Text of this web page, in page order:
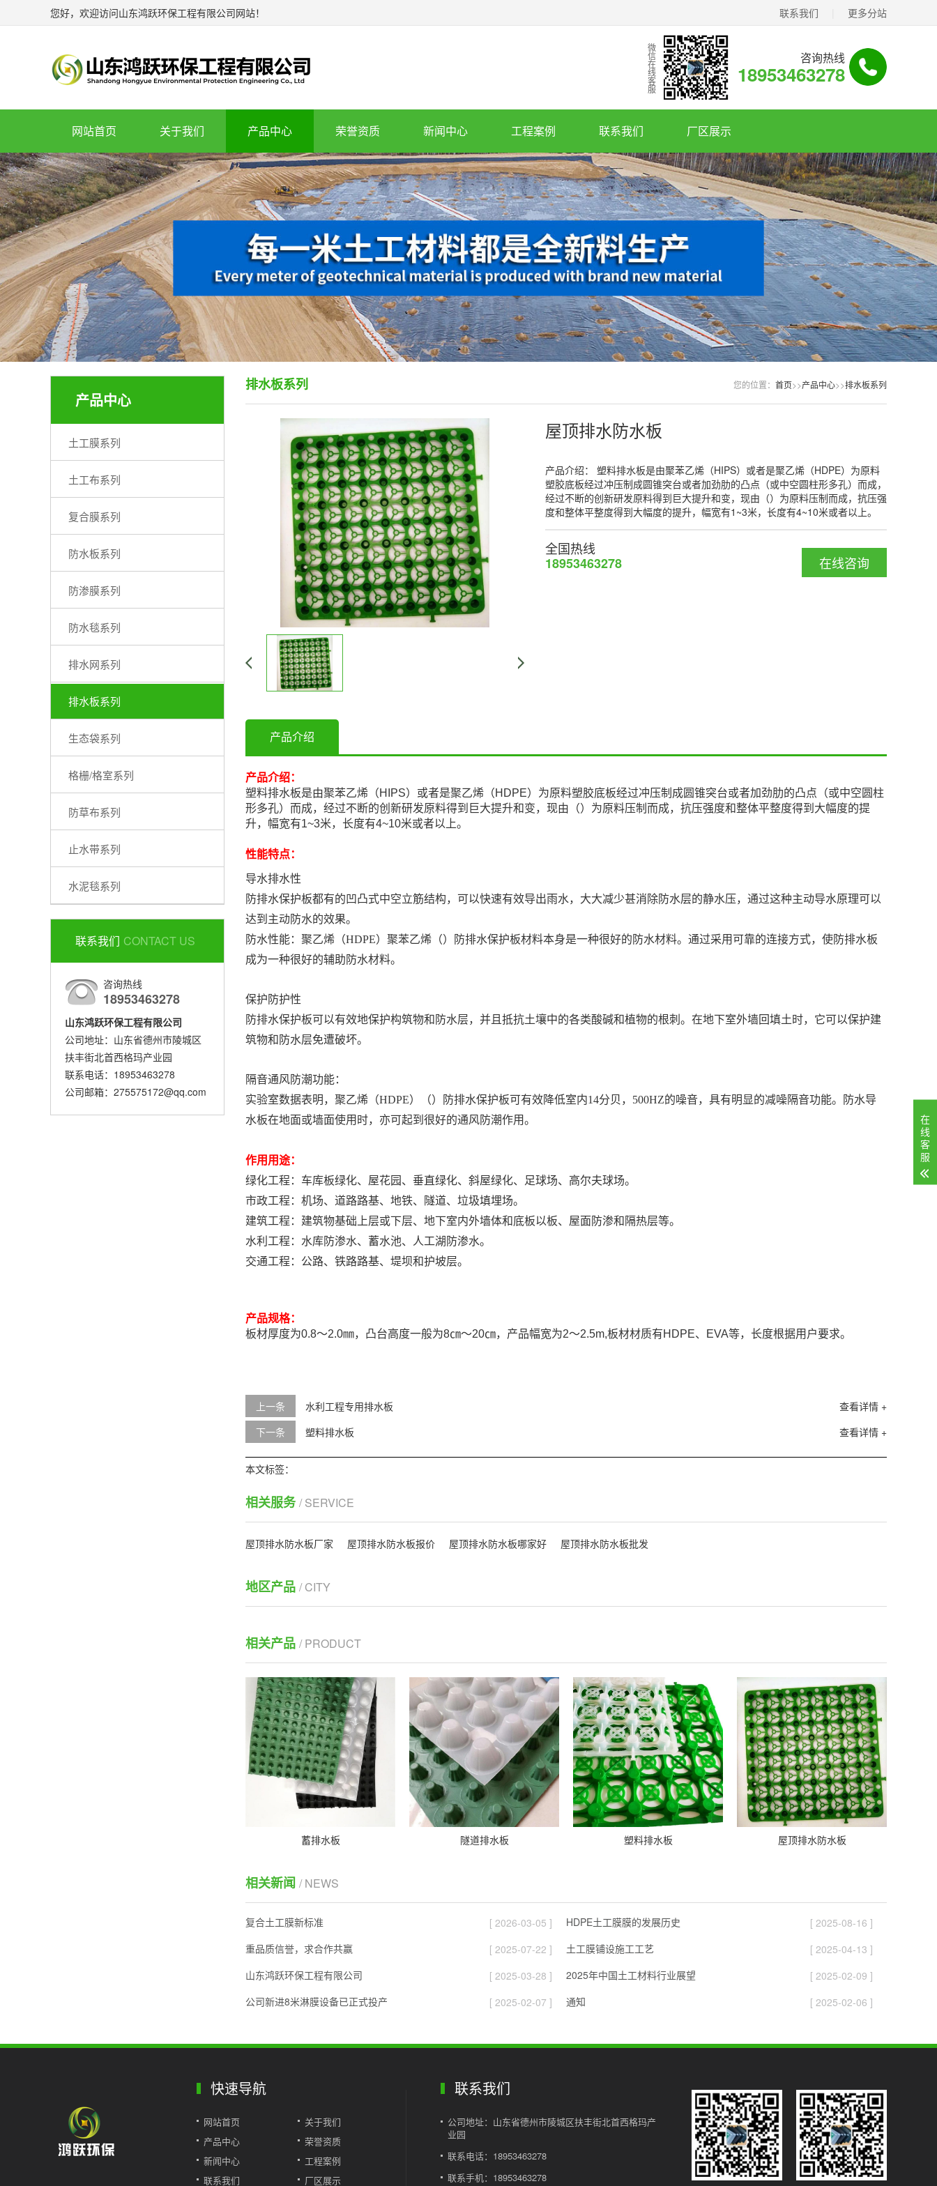
联系我们 更多分站
您好，欢迎访问山东鸿跃环保工程有限公司网站！
咨询热线
18953463278
微信在线客服
网站首页 关于我们 产品中心 荣誉资质 新闻中心 工程案例 联系我们 厂区展示
产品中心
土工膜系列
土工布系列
复合膜系列
防水板系列
防渗膜系列
防水毯系列
排水网系列
排水板系列
生态袋系列
格栅/格室系列
防草布系列
止水带系列
水泥毯系列
联系我们 CONTACT US
咨询热线
18953463278
山东鸿跃环保工程有限公司
公司地址：山东省德州市陵城区
扶丰街北首西格玛产业园
联系电话：18953463278
公司邮箱：275575172@qq.com
您的位置： 首页>>产品中心>>排水板系列
排水板系列
屋顶排水防水板
产品介绍： 塑料排水板是由聚苯乙烯（HIPS）或者是聚乙烯（HDPE）为原料
塑胶底板经过冲压制成圆锥突台或者加劲肋的凸点（或中空圆柱形多孔）而成，
经过不断的创新研发原料得到巨大提升和变，现由（）为原料压制而成，抗压强
度和整体平整度得到大幅度的提升，幅宽有1~3米，长度有4~10米或者以上。
在线咨询
全国热线
18953463278
产品介绍
产品介绍：
塑料排水板是由聚苯乙烯（HIPS）或者是聚乙烯（HDPE）为原料塑胶底板经过冲压制成圆锥突台或者加劲肋的凸点（或中空圆柱
形多孔）而成，经过不断的创新研发原料得到巨大提升和变，现由（）为原料压制而成，抗压强度和整体平整度得到大幅度的提
升，幅宽有1~3米，长度有4~10米或者以上。
性能特点：
导水排水性
防排水保护板都有的凹凸式中空立筋结构，可以快速有效导出雨水，大大减少甚消除防水层的静水压，通过这种主动导水原理可以
达到主动防水的效果。
防水性能：聚乙烯（HDPE）聚苯乙烯（）防排水保护板材料本身是一种很好的防水材料。通过采用可靠的连接方式，使防排水板
成为一种很好的辅助防水材料。
保护防护性
防排水保护板可以有效地保护构筑物和防水层，并且抵抗土壤中的各类酸碱和植物的根刺。在地下室外墙回填土时，它可以保护建
筑物和防水层免遭破坏。
隔音通风防潮功能：
实验室数据表明，聚乙烯（HDPE）（）防排水保护板可有效降低室内14分贝，500HZ的噪音，具有明显的减噪隔音功能。防水导
水板在地面或墙面使用时，亦可起到很好的通风防潮作用。
作用用途：
绿化工程：车库板绿化、屋花园、垂直绿化、斜屋绿化、足球场、高尔夫球场。
市政工程：机场、道路路基、地铁、隧道、垃圾填埋场。
建筑工程：建筑物基础上层或下层、地下室内外墙体和底板以板、屋面防渗和隔热层等。
水利工程：水库防渗水、蓄水池、人工湖防渗水。
交通工程：公路、铁路路基、堤坝和护坡层。
产品规格：
板材厚度为0.8～2.0㎜，凸台高度一般为8㎝～20㎝，产品幅宽为2～2.5m,板材材质有HDPE、EVA等，长度根据用户要求。
上一条 查看详情 +
水利工程专用排水板
下一条
查看详情 +
塑料排水板
本文标签：
相关服务/ SERVICE
屋顶排水防水板厂家 屋顶排水防水板报价 屋顶排水防水板哪家好 屋顶排水防水板批发
地区产品 / CITY
相关产品 / PRODUCT
蓄排水板 隧道排水板 塑料排水板 屋顶排水防水板
相关新闻 / NEWS
复合土工膜新标准 [ 2026-03-05 ] HDPE土工膜膜的发展历史
[ 2025-08-16 ]
重品质信誉，求合作共赢
[ 2025-07-22 ] 土工膜铺设施工工艺
[ 2025-04-13 ]
山东鸿跃环保工程有限公司
[ 2025-03-28 ] 2025年中国土工材料行业展望
[ 2025-02-09 ]
公司新进8米淋膜设备已正式投产
[ 2025-02-07 ] 通知 [ 2025-02-06 ]
快速导航
网站首页
关于我们
产品中心
荣誉资质
新闻中心
工程案例
联系我们
厂区展示
联系我们
公司地址：山东省德州市陵城区扶丰街北首西格玛产
业园
联系电话：18953463278
联系手机：18953463278
在
线
客
服